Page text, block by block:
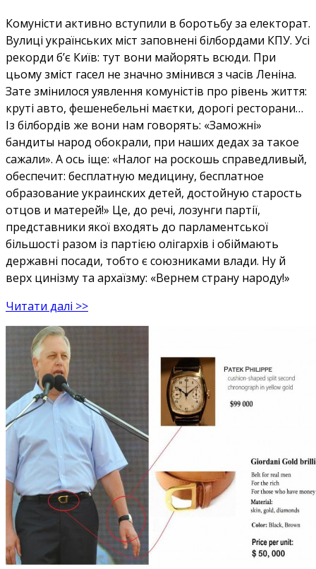
Комуністи активно вступили в боротьбу за електорат.
Вулиці українських міст заповнені білбордами КПУ. Усі
рекорди б’є Київ: тут вони майорять всюди. При
цьому зміст гасел не значно змінився з часів Леніна.
Зате змінилося уявлення комуністів про рівень життя:
круті авто, фешенебельні маєтки, дорогі ресторани…
Із білбордів же вони нам говорять: «Заможні»
бандиты народ обокрали, при наших дедах за такое
сажали». А ось іще: «Налог на роскошь справедливый,
обеспечит: бесплатную медицину, бесплатное
образование украинских детей, достойную старость
отцов и матерей!» Це, до речі, лозунги партії,
представники якої входять до парламентської
більшості разом із партією олігархів і обіймають
державні посади, тобто є союзниками влади. Ну й
верх цинізму та архаїзму: «Вернем страну народу!»
Читати далі >>